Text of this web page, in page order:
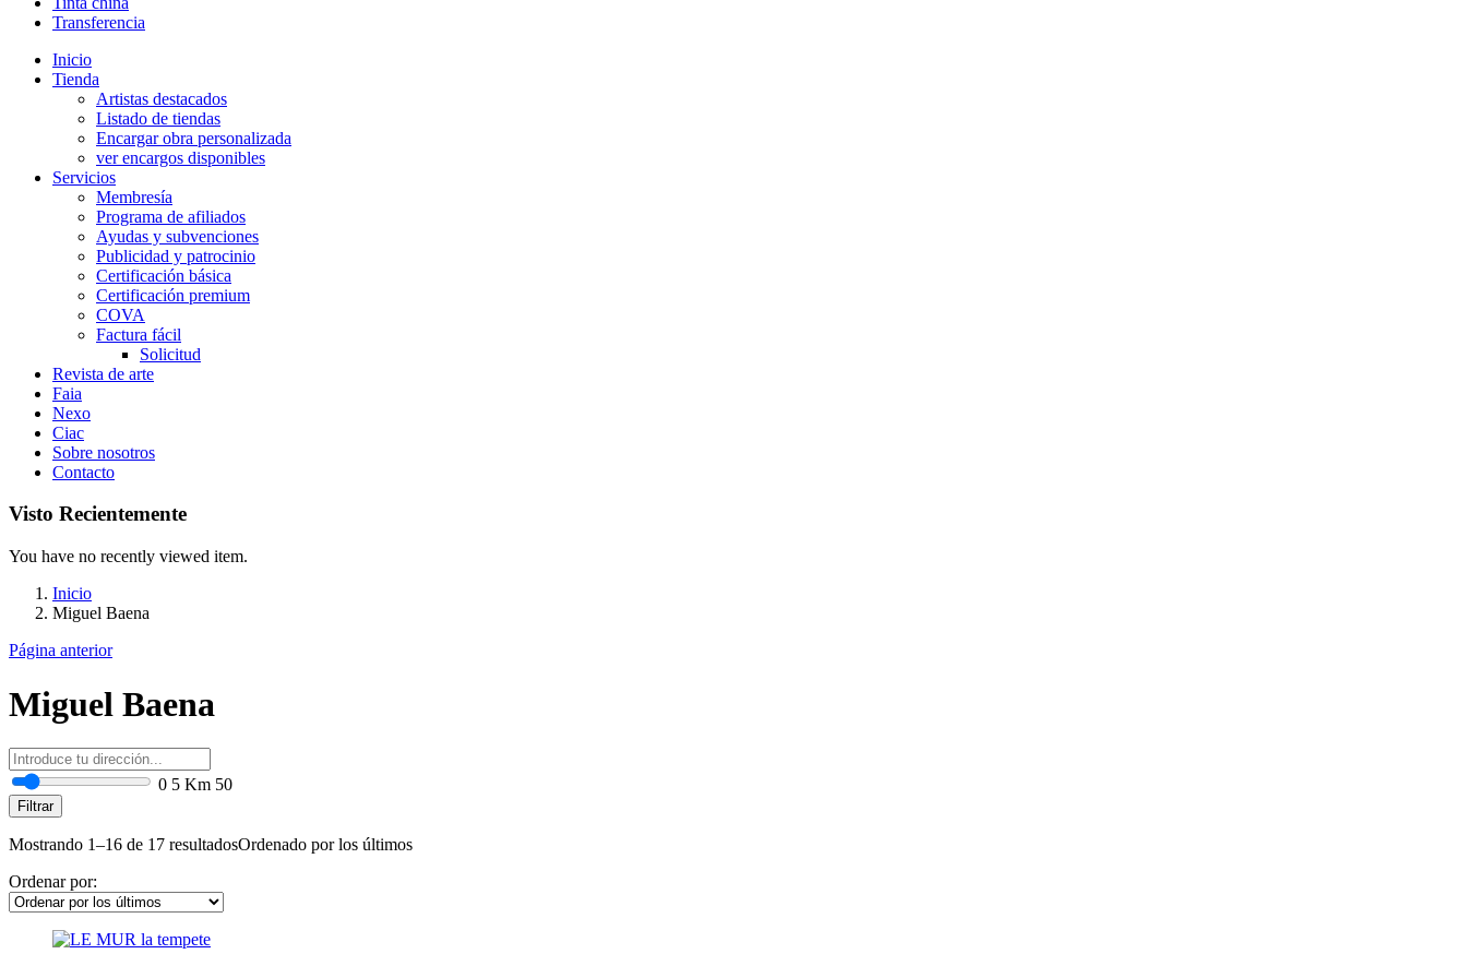
Transferencia
Inicio
Tienda
Artistas destacados
Listado de tiendas
Encargar obra personalizada
ver encargos disponibles
Servicios
Membresía
Programa de afiliados
Ayudas y subvenciones
Publicidad y patrocinio
Certificación básica
Certificación premium
COVA
Factura fácil
Solicitud
Revista de arte
Faia
Nexo
Ciac
Sobre nosotros
Contacto
Visto Recientemente
You have no recently viewed item.
Inicio
Miguel Baena
Página anterior
Miguel Baena
0 5 Km 50
Filtrar
Mostrando 1–16 de 17 resultadosOrdenado por los últimos
Ordenar por: